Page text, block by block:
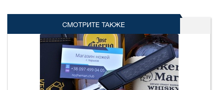
СМОТРИТЕ ТАКЖЕ